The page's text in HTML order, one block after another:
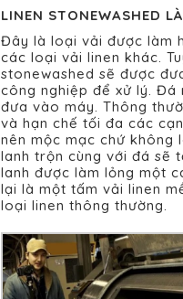
LINEN STONEWASHED
Đây là loại vải được làm
các loại vải linen khác.
stonewashed sẽ được
công nghiệp để xử lý.
đưa vào máy. Thông
và hạn chế tối đa các
nên mộc mạc chứ không
lanh trộn cùng với đá sẽ
lanh được làm lỏng một
lại là một tấm vải linen
loại linen thông thường.